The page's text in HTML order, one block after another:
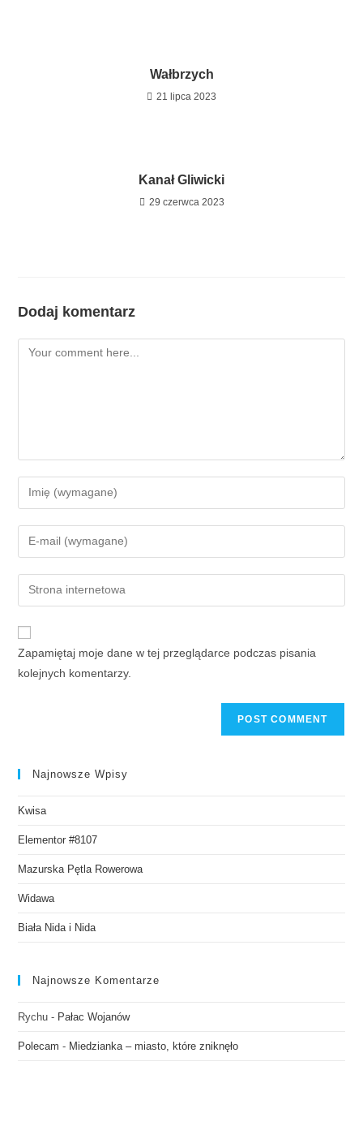
Wałbrzych
21 lipca 2023
Kanał Gliwicki
29 czerwca 2023
Dodaj komentarz
Zapamiętaj moje dane w tej przeglądarce podczas pisania
kolejnych komentarzy.
Najnowsze Wpisy
Kwisa
Elementor #8107
Mazurska Pętla Rowerowa
Widawa
Biała Nida i Nida
Najnowsze Komentarze
Rychu - Pałac Wojanów
Polecam - Miedzianka – miasto, które zniknęło